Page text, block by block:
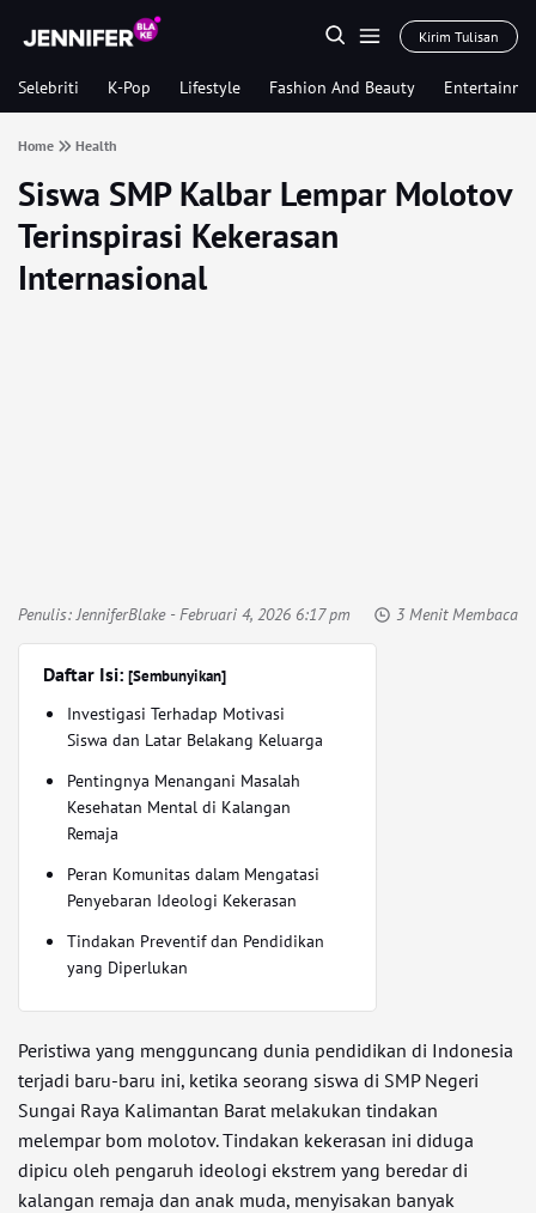
Kirim Tulisan
Selebriti K-Pop Lifestyle Fashion And Beauty
Home Health
Siswa SMP Kalbar Lempar Molotov
Terinspirasi Kekerasan
Internasional
Penulis:JenniferBlake- Februari 4, 2026 6:17 pm 3 Menit Membaca
Daftar Isi: [Sembunyikan]
Investigasi Terhadap Motivasi
Siswa dan Latar Belakang Keluarga
Pentingnya Menangani Masalah
Kesehatan Mental di Kalangan
Remaja
Peran Komunitas dalam Mengatasi
Penyebaran Ideologi Kekerasan
Tindakan Preventif dan Pendidikan
yang Diperlukan
Peristiwa yang mengguncang dunia pendidikan di Indonesia
terjadi baru-baru ini, ketika seorang siswa di SMP Negeri
Sungai Raya Kalimantan Barat melakukan tindakan
melempar bom molotov. Tindakan kekerasan ini diduga
dipicu oleh pengaruh ideologi ekstrem yang beredar di
kalangan remaja dan anak muda, menyisakan banyak